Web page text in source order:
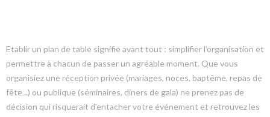
Etablir un plan de table signifie avant tout : simplifier l’organisation et
permettre à chacun de passer un agréable moment. Que vous
organisiez une réception privée (mariages, noces, baptême, repas de
fête...) ou publique (séminaires, diners de gala) ne prenez pas de
décision qui risquerait d'entacher votre événement et retrouvez les